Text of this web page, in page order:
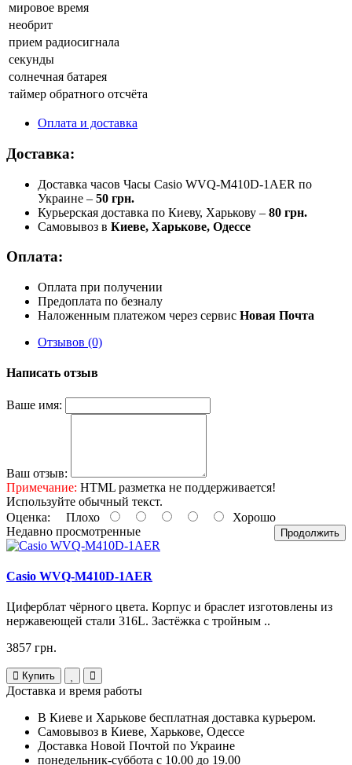
мировое время
необрит
прием радиосигнала
секунды
солнечная батарея
таймер обратного отсчёта
Оплата и доставка
Доставка:
Доставка часов Часы Casio WVQ-M410D-1AER по
Украине – 50 грн.
Курьерская доставка по Киеву, Харькову – 80 грн.
Самовывоз в Киеве, Харькове, Одессе
Оплата:
Оплата при получении
Предоплата по безналу
Наложенным платежом через сервис Новая Почта
Отзывов (0)
Написать отзыв
Ваше имя:
Ваш отзыв:
Примечание: HTML разметка не поддерживается!
Используйте обычный текст.
Оценка: Плохо Хорошо
Продолжить
Недавно просмотренные
Casio WVQ-M410D-1AER
Циферблат чёрного цвета. Корпус и браслет изготовлены из
нержавеющей стали 316L. Застёжка с тройным ..
3857 грн.
Купить
Доставка и время работы
В Киеве и Харькове бесплатная доставка курьером.
Самовывоз в Киеве, Харькове, Одессе
Доставка Новой Почтой по Украине
понедельник-суббота с 10.00 до 19.00